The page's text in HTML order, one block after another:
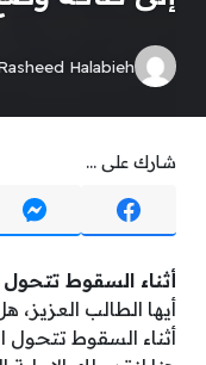
Halabieh
شارك على ...
أثناء السقوط
أيها الطالب
أثناء السقوط